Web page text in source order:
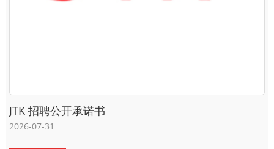
JTK 招聘公开承诺书
2026-07-31